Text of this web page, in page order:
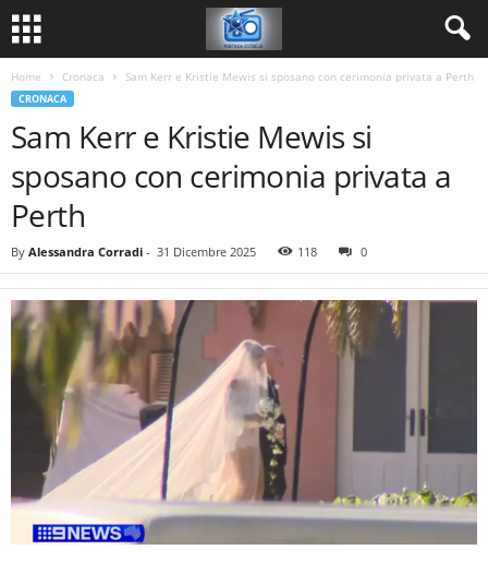
Home Cronaca Sam Kerr e Kristie Mewis si sposano con cerimonia privata a Perth
CRONACA
Sam Kerr e Kristie Mewis si
sposano con cerimonia privata a
Perth
By Alessandra Corradi - 31 Dicembre 2025 118 0